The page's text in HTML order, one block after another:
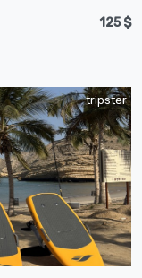
125 $
tripster